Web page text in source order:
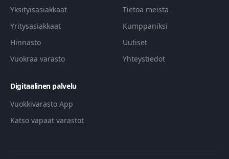
Yksityisasiakkaat
Yritysasiakkaat
Hinnasto
Vuokraa varasto
Tietoa meistä
Kumppaniksi
Uutiset
Yhteystiedot
Digitaalinen palvelu
Vuokkivarasto App
Katso vapaat varastot